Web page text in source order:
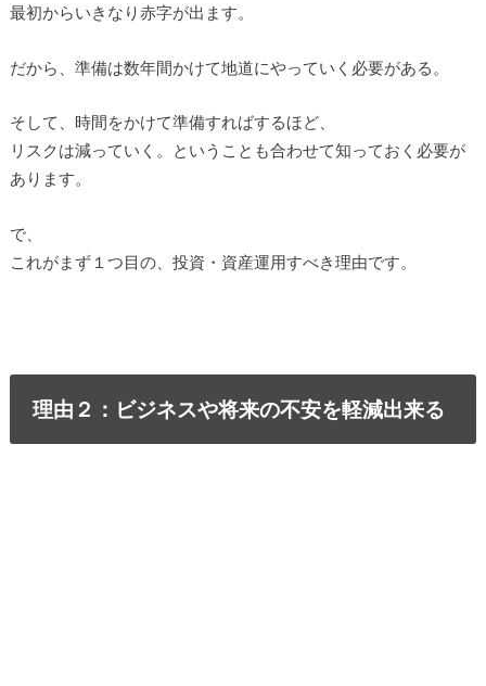
最初からいきなり赤字が出ます。
だから、準備は数年間かけて地道にやっていく必要がある。
そして、時間をかけて準備すればするほど、
リスクは減っていく。ということも合わせて知っておく必要が
あります。
で、
これがまず１つ目の、投資・資産運用すべき理由です。
理由２：ビジネスや将来の不安を軽減出来る